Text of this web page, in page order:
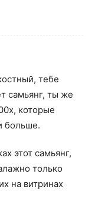
тебе
самьянг, ты же
которые
больше.
этот самьянг,
только
на витринах